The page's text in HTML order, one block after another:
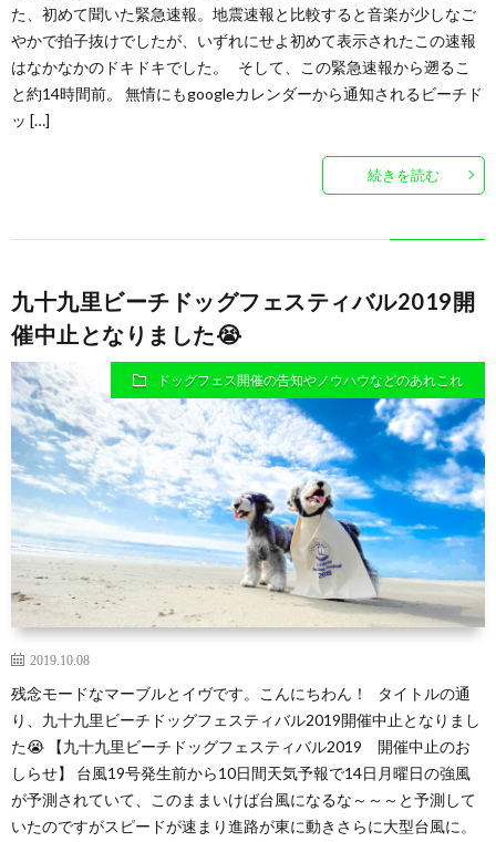
た、初めて聞いた緊急速報。地震速報と比較すると音楽が少しなご
やかで拍子抜けでしたが、いずれにせよ初めて表示されたこの速報
はなかなかのドキドキでした。 そして、この緊急速報から遡るこ
と約14時間前。 無情にもgoogleカレンダーから通知されるビーチド
ッ […]
続きを読む
九十九里ビーチドッグフェスティバル2019開
催中止となりました😭
ドッグフェス開催の告知やノウハウなどのあれこれ
2019.10.08
残念モードなマーブルとイヴです。こんにちわん！ タイトルの通
り、九十九里ビーチドッグフェスティバル2019開催中止となりまし
た😭 【九十九里ビーチドッグフェスティバル2019 開催中止のお
しらせ】 台風19号発生前から10日間天気予報で14日月曜日の強風
が予測されていて、このままいけば台風になるな～～～と予測して
いたのですがスピードが速まり進路が東に動きさらに大型台風に。